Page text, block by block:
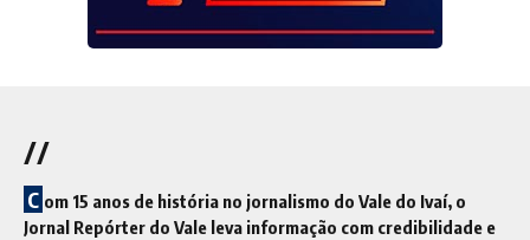
//
C om 15 anos de história no jornalismo do Vale do Ivaí, o
Jornal Repórter do Vale leva informação com credibilidade e